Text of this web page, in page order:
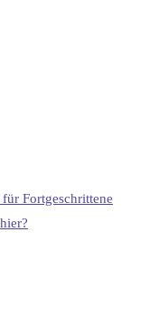
Fortgeschrittene